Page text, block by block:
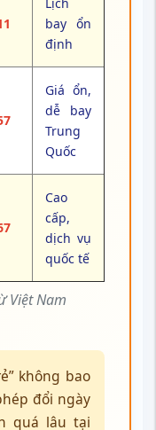
Việt Nam
bay ổn
định
Giá ổn,
dễ bay
Trung
Quốc
Cao
cấp,
dịch vụ
quốc tế
không bao
đổi ngày
quá lâu tại